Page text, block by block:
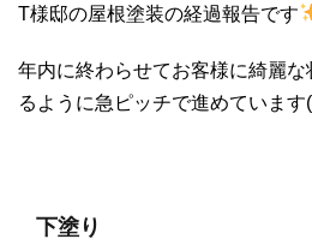
T様邸の屋根塗装の経過報告です
年内に終わらせてお客様に綺麗
るように急ピッチで進めています
下塗り